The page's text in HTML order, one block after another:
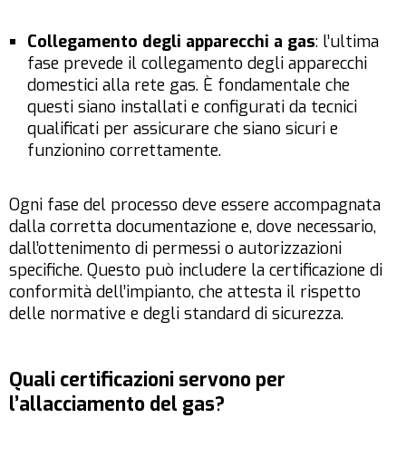
Collegamento degli apparecchi a gas: l’ultima
fase prevede il collegamento degli apparecchi
domestici alla rete gas. È fondamentale che
questi siano installati e configurati da tecnici
qualificati per assicurare che siano sicuri e
funzionino correttamente.
Ogni fase del processo deve essere accompagnata
dalla corretta documentazione e, dove necessario,
dall’ottenimento di permessi o autorizzazioni
specifiche. Questo può includere la certificazione di
conformità dell’impianto, che attesta il rispetto
delle normative e degli standard di sicurezza.
Quali certificazioni servono per
l’allacciamento del gas?